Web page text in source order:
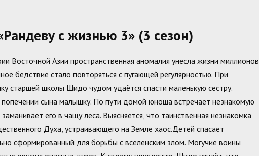
с жизнью 3» (3 сезон)
Восточной Азии пространственная аномалия унесла жизни миллионов
бедствие стало повторяться с пугающей регулярностью. При
старшей школы Шидо чудом удаётся спасти маленькую сестру.
попечении сына малышку. По пути домой юноша встречает незнакомую
его в чащу леса. Выясняется, что таинственная незнакомка
Духа, устраивающего на Земле хаос.Детей спасает
сформированный для борьбы с вселенским злом. Могучие воины